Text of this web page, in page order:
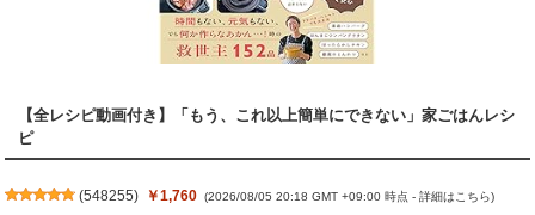
【全レシピ動画付き】「もう、これ以上簡単にできない」家ごはんレシ
ピ
(548255) ￥1,760 (2026/08/05 20:18 GMT +09:00 時点 -詳細はこちら)